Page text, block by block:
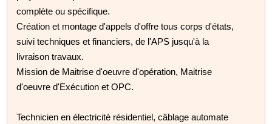
complète ou spécifique.
Création et montage d'appels d'offre tous corps d'états,
suivi techniques et financiers, de l'APS jusqu'à la
livraison travaux.
Mission de Maitrise d'oeuvre d'opération, Maitrise
d'oeuvre d'Exécution et OPC.
Technicien en électricité résidentiel, câblage automate